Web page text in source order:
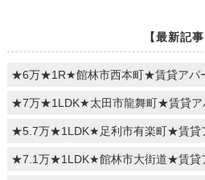
【最新記事
★6万★1R★館林市西本町★賃貸アパ
★7万★1LDK★太田市龍舞町★賃貸
★5.7万★1LDK★足利市有楽町★賃貸
★7.1万★1LDK★館林市大街道★賃貸